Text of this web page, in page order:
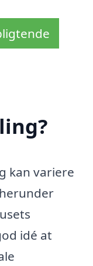
kan variere
idé at